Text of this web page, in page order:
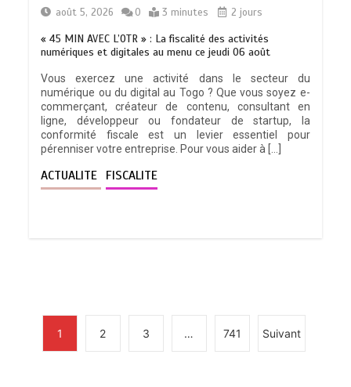
août 5, 2026
0 3 minutes 2 jours
« 45 MIN AVEC L’OTR » : La fiscalité des activités
numériques et digitales au menu ce jeudi 06 août
Vous exercez une activité dans le secteur du
numérique ou du digital au Togo ? Que vous soyez e-
commerçant, créateur de contenu, consultant en
ligne, développeur ou fondateur de startup, la
conformité fiscale est un levier essentiel pour
pérenniser votre entreprise. Pour vous aider à […]
ACTUALITE FISCALITE
1 2 3 … 741 Suivant
5 minutes
TOGO : Sauver la mère devient un
indicateur de civilisation
4 minutes